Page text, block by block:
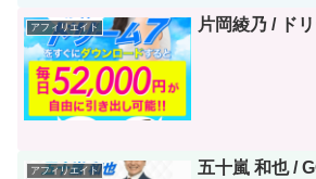
アフィリエイト 片岡綾乃 / ド
アフィリエイト
五十嵐 和也 /